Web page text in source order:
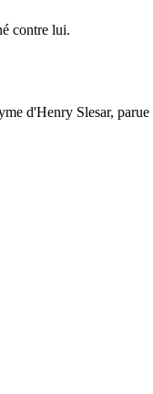
contre lui.
d'Henry Slesar,